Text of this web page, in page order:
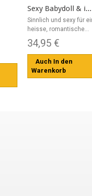
Sexy Babydoll & i...
Sinnlich und sexy für
heisse, romantische...
34,95 €
Auch In den
Warenkorb